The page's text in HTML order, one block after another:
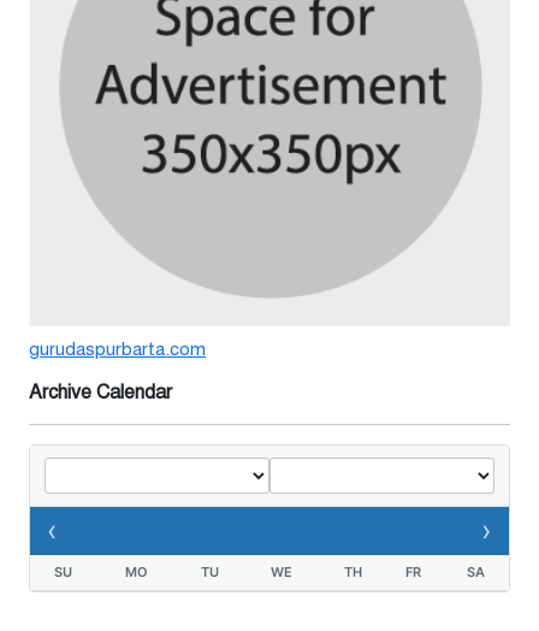
শঙ্কিত জীবন-অনিরাপদ ব্যবসা প্রতিষ্ঠান
নিরাপত্তা চেয়ে ব্যবসায়ীর সংবাদ
সম্মেলন
৫ দিন আগে
বর্ষার পানিতে টইটুম্বুর চলনবিলাঞ্চলে
বাড়ছে ডিঙি নৌকার চাহিদা
তথ্যবিভ্রাট সংবাদের প্রতিবাদে
gurudaspurbarta.com
Archive Calendar
‹ ›
SU MO TU WE TH FR SA